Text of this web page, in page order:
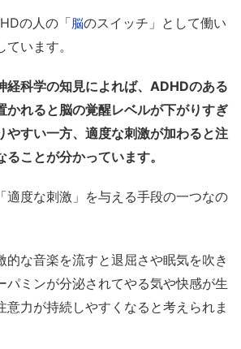
の人の「脳のスイッチ」として働い
います。
経科学の知見によれば、ADHDのある
かれると脳の覚醒レベルが下がりすぎ
やすい一方、適度な刺激が加わると注
ことが分かっています。
適度な刺激」を与える手段の一つなの
的な音楽を流すと退屈さや眠気を吹き
パミンが分泌されてやる気や快感が生
意力が持続しやすくなると考えられま